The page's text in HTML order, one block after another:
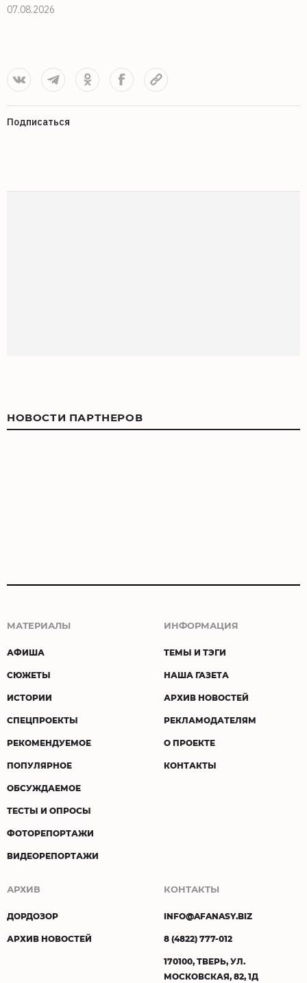
07.08.2026
Подписаться
НОВОСТИ ПАРТНЕРОВ
МАТЕРИАЛЫ
АФИША
СЮЖЕТЫ
ИСТОРИИ
СПЕЦПРОЕКТЫ
РЕКОМЕНДУЕМОЕ
ПОПУЛЯРНОЕ
ОБСУЖДАЕМОЕ
ТЕСТЫ И ОПРОСЫ
ФОТОРЕПОРТАЖИ
ВИДЕОРЕПОРТАЖИ
ИНФОРМАЦИЯ
ТЕМЫ И ТЭГИ
НАША ГАЗЕТА
АРХИВ НОВОСТЕЙ
РЕКЛАМОДАТЕЛЯМ
О ПРОЕКТЕ
КОНТАКТЫ
АРХИВ
ДОРДОЗОР
АРХИВ НОВОСТЕЙ
КОНТАКТЫ
INFO@AFANASY.BIZ
8 (4822) 777-012
170100, ТВЕРЬ, УЛ.
МОСКОВСКАЯ, 82, 1Д